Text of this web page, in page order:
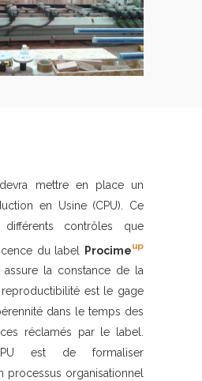
devra mettre en place un
en Usine (CPU). Ce
différents contrôles que
du label Procimeup
la constance de la
est le gage
dans le temps des
réclamés par le label.
est de formaliser
processus organisationnel